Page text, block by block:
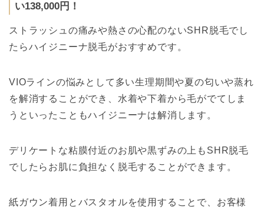
い138,000円！
ストラッシュの痛みや熱さの心配のないSHR脱毛でし
たらハイジニーナ脱毛がおすすめです。
VIOラインの悩みとして多い生理期間や夏の匂いや蒸れ
を解消することができ、水着や下着から毛がでてしま
うといったこともハイジニーナは解消します。
デリケートな粘膜付近のお肌や黒ずみの上もSHR脱毛
でしたらお肌に負担なく脱毛することができます。
紙ガウン着用とバスタオルを使用することで、お客様